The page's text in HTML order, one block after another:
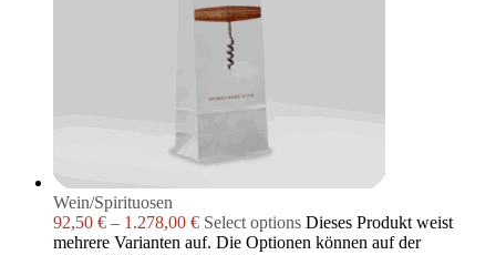
Wein/Spirituosen
92,50 € – 1.278,00 € Select options Dieses Produkt weist
mehrere Varianten auf. Die Optionen können auf der